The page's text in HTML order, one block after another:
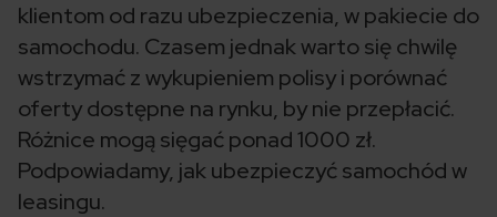
klientom od razu ubezpieczenia, w pakiecie do
samochodu. Czasem jednak warto się chwilę
wstrzymać z wykupieniem polisy i porównać
oferty dostępne na rynku, by nie przepłacić.
Różnice mogą sięgać ponad 1000 zł.
Podpowiadamy, jak ubezpieczyć samochód w
leasingu.